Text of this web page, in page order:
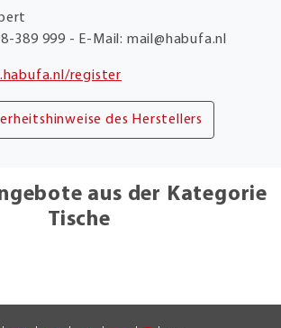
389 999 - E-Mail: mail@habufa.nl
register
des Herstellers
aus der Kategorie
Tische